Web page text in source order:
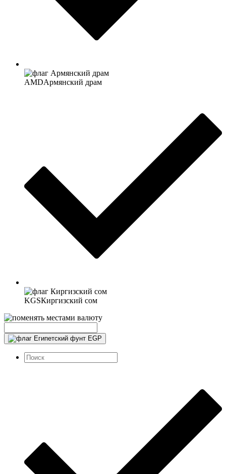
AMDАрмянский драм
KGSКиргизский сом
EGP